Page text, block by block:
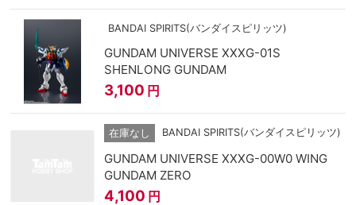
BANDAI SPIRITS(バンダイスピリッツ)
GUNDAM UNIVERSE XXXG-01S
SHENLONG GUNDAM
3,100 円
在庫なし BANDAI SPIRITS(バンダイスピリッツ)
GUNDAM UNIVERSE XXXG-00W0 WING
GUNDAM ZERO
4,100 円